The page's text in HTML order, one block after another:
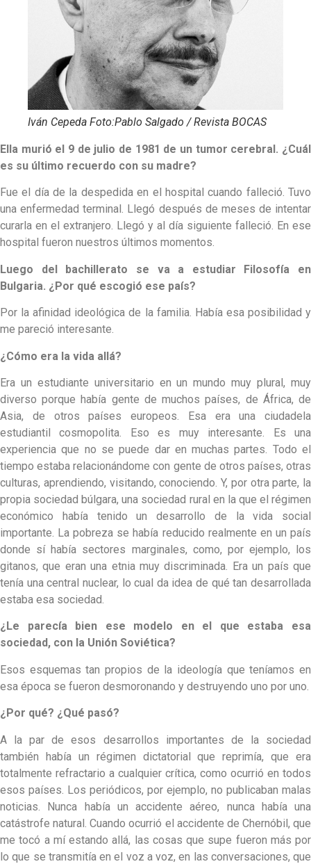
Iván Cepeda Foto:Pablo Salgado / Revista BOCAS
Ella murió el 9 de julio de 1981 de un tumor cerebral. ¿Cuál
es su último recuerdo con su madre?
Fue el día de la despedida en el hospital cuando falleció. Tuvo
una enfermedad terminal. Llegó después de meses de intentar
curarla en el extranjero. Llegó y al día siguiente falleció. En ese
hospital fueron nuestros últimos momentos.
Luego del bachillerato se va a estudiar Filosofía en
Bulgaria. ¿Por qué escogió ese país?
Por la afinidad ideológica de la familia. Había esa posibilidad y
me pareció interesante.
¿Cómo era la vida allá?
Era un estudiante universitario en un mundo muy plural, muy
diverso porque había gente de muchos países, de África, de
Asia, de otros países europeos. Esa era una ciudadela
estudiantil cosmopolita. Eso es muy interesante. Es una
experiencia que no se puede dar en muchas partes. Todo el
tiempo estaba relacionándome con gente de otros países, otras
culturas, aprendiendo, visitando, conociendo. Y, por otra parte, la
propia sociedad búlgara, una sociedad rural en la que el régimen
económico había tenido un desarrollo de la vida social
importante. La pobreza se había reducido realmente en un país
donde sí había sectores marginales, como, por ejemplo, los
gitanos, que eran una etnia muy discriminada. Era un país que
tenía una central nuclear, lo cual da idea de qué tan desarrollada
estaba esa sociedad.
¿Le parecía bien ese modelo en el que estaba esa
sociedad, con la Unión Soviética?
Esos esquemas tan propios de la ideología que teníamos en
esa época se fueron desmoronando y destruyendo uno por uno.
¿Por qué? ¿Qué pasó?
A la par de esos desarrollos importantes de la sociedad
también había un régimen dictatorial que reprimía, que era
totalmente refractario a cualquier crítica, como ocurrió en todos
esos países. Los periódicos, por ejemplo, no publicaban malas
noticias. Nunca había un accidente aéreo, nunca había una
catástrofe natural. Cuando ocurrió el accidente de Chernóbil, que
me tocó a mí estando allá, las cosas que supe fueron más por
lo que se transmitía en el voz a voz, en las conversaciones, que